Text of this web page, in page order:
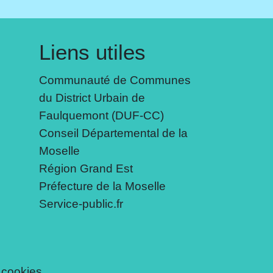
Liens utiles
Communauté de Communes
du District Urbain de
Faulquemont (DUF-CC)
Conseil Départemental de la
Moselle
Région Grand Est
Préfecture de la Moselle
Service-public.fr